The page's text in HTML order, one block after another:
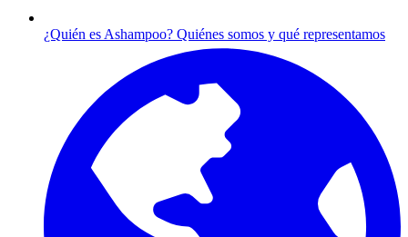
¿Quién es Ashampoo? Quiénes somos y qué representamos